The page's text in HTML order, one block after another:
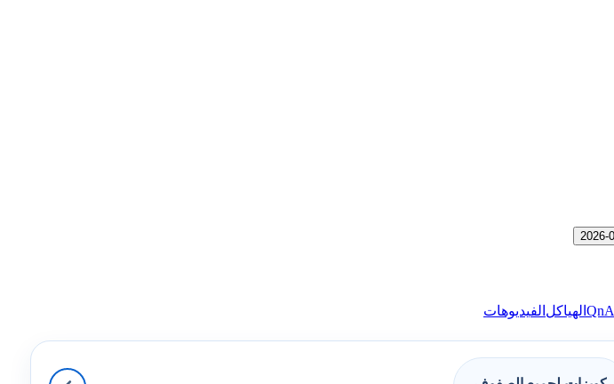
QnA الهياكل الفيديوهات